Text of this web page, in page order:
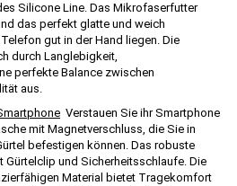
Silicone Line. Das Mikrofaserfutter
das perfekt glatte und weich
gut in der Hand liegen. Die
durch Langlebigkeit,
perfekte Balance zwischen
aus.
Verstauen Sie ihr Smartphone
mit Magnetverschluss, die Sie in
befestigen können. Das robuste
Gürtelclip und Sicherheitsschlaufe. Die
Material bietet Tragekomfort